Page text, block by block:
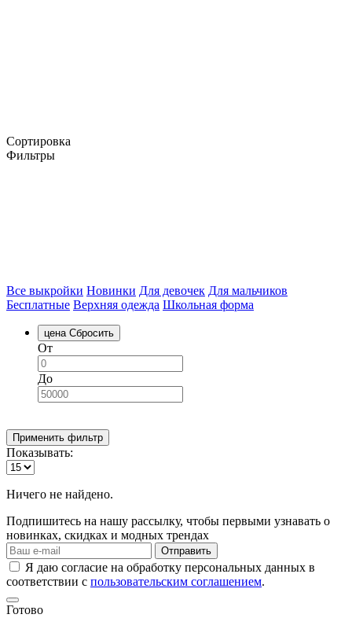
Сортировка
Фильтры
Все выкройки Новинки Для девочек Для мальчиков
Бесплатные Верхняя одежда Школьная форма
цена Сбросить
От
До
Применить фильтр
Показывать:
Ничего не найдено.
Подпишитесь на нашу рассылку, чтобы первыми узнавать о
новинках, скидках и модных трендах
Отправить
Я даю согласие на обработку персональных данных в
соответствии с пользовательским соглашением.
Готово